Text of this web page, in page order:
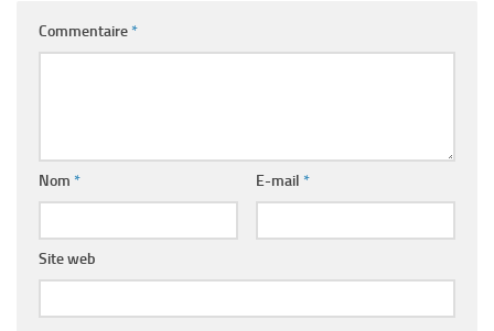
Commentaire*
Nom * E-mail *
Site web